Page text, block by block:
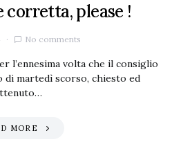
please !
No comments
l’ennesima volta che il consiglio
di martedì scorso, chiesto ed
MORE